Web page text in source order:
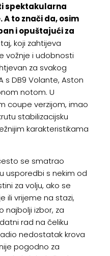
spektakularna
to znači da, osim
i opuštajući za
koji zahtijeva
vožnje i udobnosti
za svakog
DB9 Volante, Aston
notom. U
coupe verzijom, imao
stabilizacijsku
karakteristikama
se smatrao
usporedbi s nekim od
za volju, ako se
ili vrijeme na stazi,
najbolji izbor, za
rad na čeliku
nedostatak krova
pogodno za